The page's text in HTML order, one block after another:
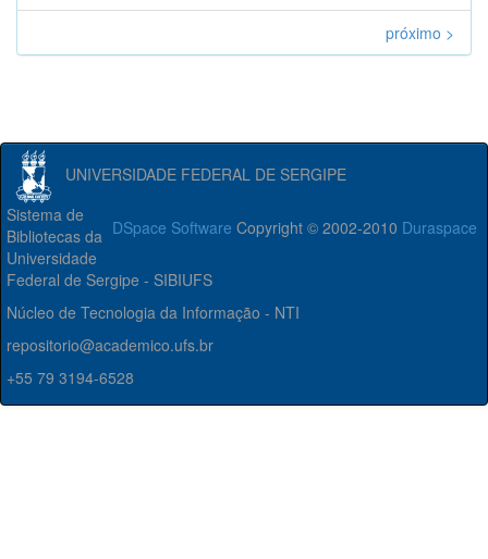
próximo >
UNIVERSIDADE FEDERAL DE SERGIPE
DSpace Software Copyright © 2002-2010 Duraspace
Sistema de
Bibliotecas da
Universidade
Federal de Sergipe - SIBIUFS
Núcleo de Tecnologia da Informação - NTI
repositorio@academico.ufs.br
+55 79 3194-6528